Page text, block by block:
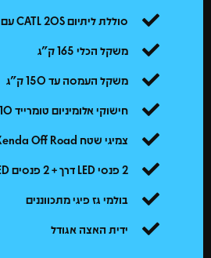
סוללת ליתיום CATL 20S עם BMS חכם 54Ah + סוללת גיבוי 31Ah
משקל הכלי 165 ק"ג
משקל העמסה עד 150 ק"ג
חישוקי אלומיניום טומרייד 10'/9'
צמיגי שטח Kenda Off Road
2 פנסי LED דרך + 2 פנסים LED לנהיגת לילה + 2 פנסי ערפל + איתותים
בולמי גז פיגי מתכווננים
ידית האצה אגודל